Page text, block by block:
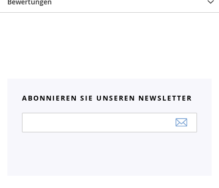
Bewertungen
ABONNIEREN SIE UNSEREN NEWSLETTER
Newsletter: